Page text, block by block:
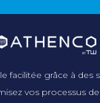
facilitée grâce à des
vos processus